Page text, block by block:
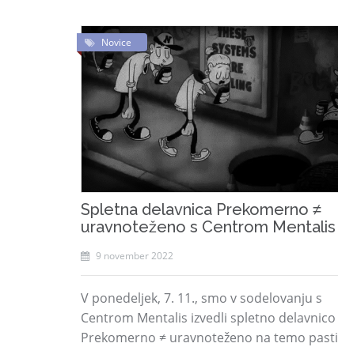
Novice
Spletna delavnica Prekomerno ≠
uravnoteženo s Centrom Mentalis
9 november 2022
V ponedeljek, 7. 11., smo v sodelovanju s
Centrom Mentalis izvedli spletno delavnico
Prekomerno ≠ uravnoteženo na temo pasti